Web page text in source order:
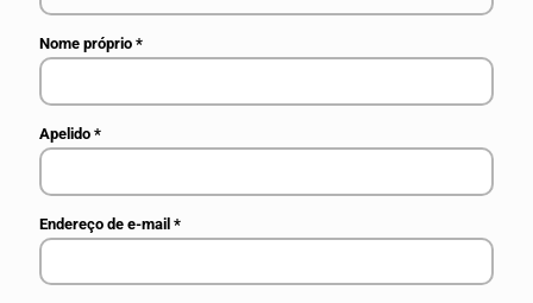
Nome próprio*
Apelido*
Endereço de e-mail*